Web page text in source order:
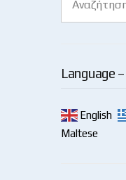
for:
Language
English
Maltese